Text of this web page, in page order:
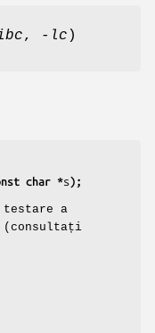
, -lc )
char *s);
testare a